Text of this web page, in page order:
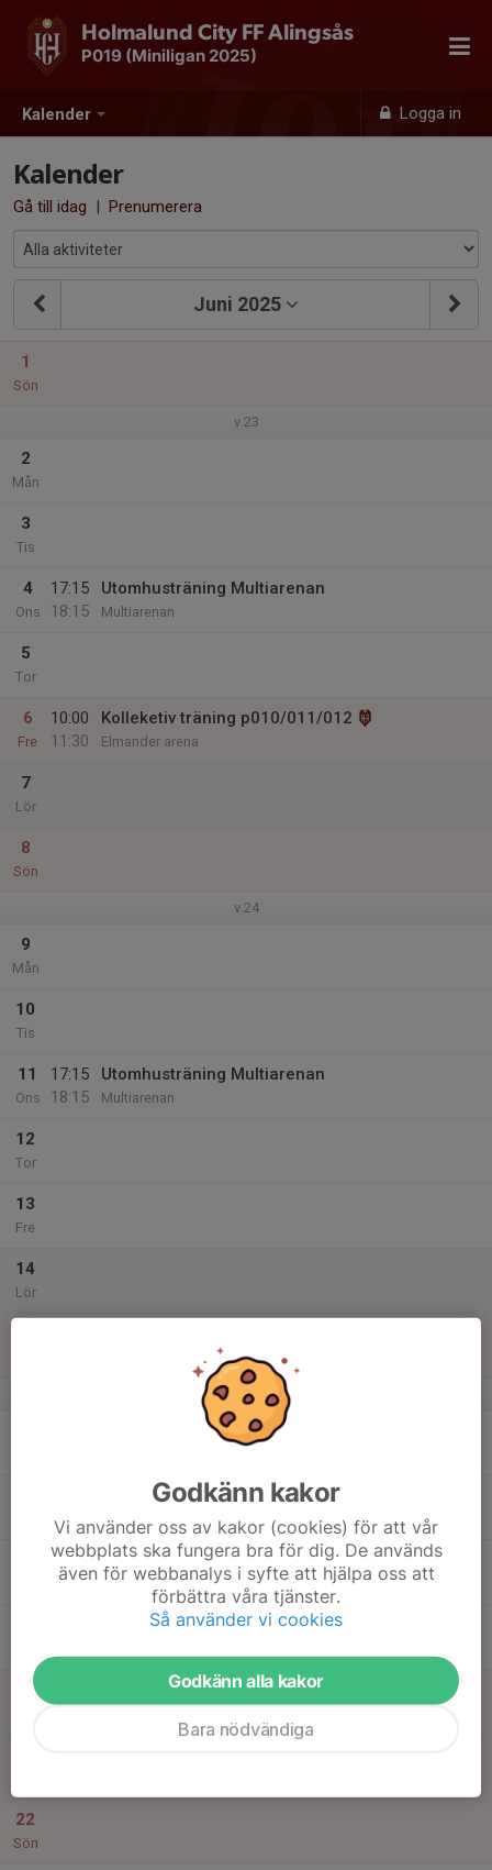
Kalender Logga in
Holmalund City FF Alingsås
P019 (Miniligan 2025)
Kalender
Gå till idag | Prenumerera
Juni 2025
1
Sön
v.23
2
Mån
3
Tis
4
Ons
17:15
18:15
Utomhusträning Multiarenan
Multiarenan
5
Tor
6
Fre
10:00
11:30
Kolleketiv träning p010/011/012
Elmander arena
7
Lör
8
Sön
v.24
9
Mån
10
Tis
11
Ons
17:15
18:15
Utomhusträning Multiarenan
Multiarenan
12
Tor
13
Fre
14
Lör
v.25
17:15
18:15
Utomhusträning Multiarenan
Multiarenan
20
22
Sön
Godkänn kakor
Vi använder oss av kakor (cookies) för att vår
webbplats ska fungera bra för dig. De används
även för webbanalys i syfte att hjälpa oss att
förbättra våra tjänster.
Så använder vi cookies
Godkänn alla kakor
Bara nödvändiga